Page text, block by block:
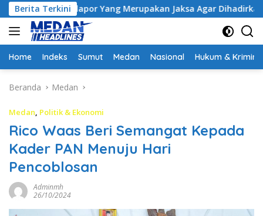
Langsung
ke
konten
Berita Terkini
Yang Merupakan Jaksa Agar Dihadirkan Kejati
Home Indeks Sumut Medan Nasional Hukum &
Beranda Medan
Medan, Politik & Ekonomi
Rico Waas Beri Semangat Kepada
Kader PAN Menuju Hari
Pencoblosan
Adminmh
26/10/2024